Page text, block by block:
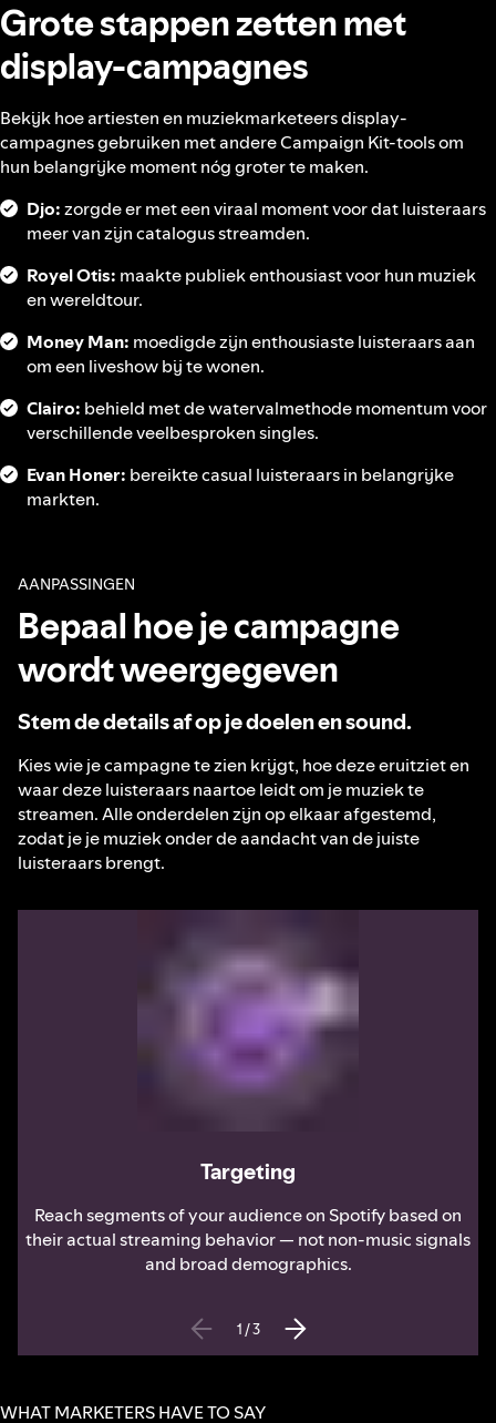
Grote stappen zetten met
display-campagnes
Bekijk hoe artiesten en muziekmarketeers display-
campagnes gebruiken met andere Campaign Kit-tools om
hun belangrijke moment nóg groter te maken.
Djo:zorgde er met een viraal moment voor dat luisteraars
meer van zijn catalogus streamden.
Royel Otis: maakte publiek enthousiast voor hun muziek
en wereldtour.
Money Man: moedigde zijn enthousiaste luisteraars aan
om een liveshow bij te wonen.
Clairo: behield met de watervalmethode momentum voor
verschillende veelbesproken singles.
Evan Honer: bereikte casual luisteraars in belangrijke
markten.
AANPASSINGEN
Bepaal hoe je campagne
wordt weergegeven
Stem de details af op je doelen en sound.
Kies wie je campagne te zien krijgt, hoe deze eruitziet en
waar deze luisteraars naartoe leidt om je muziek te
streamen. Alle onderdelen zijn op elkaar afgestemd,
zodat je je muziek onder de aandacht van de juiste
luisteraars brengt.
Targeting
Reach segments of your audience on Spotify based on
their actual streaming behavior — not non-music signals
and broad demographics.
1 /3
WHAT MARKETERS HAVE TO SAY